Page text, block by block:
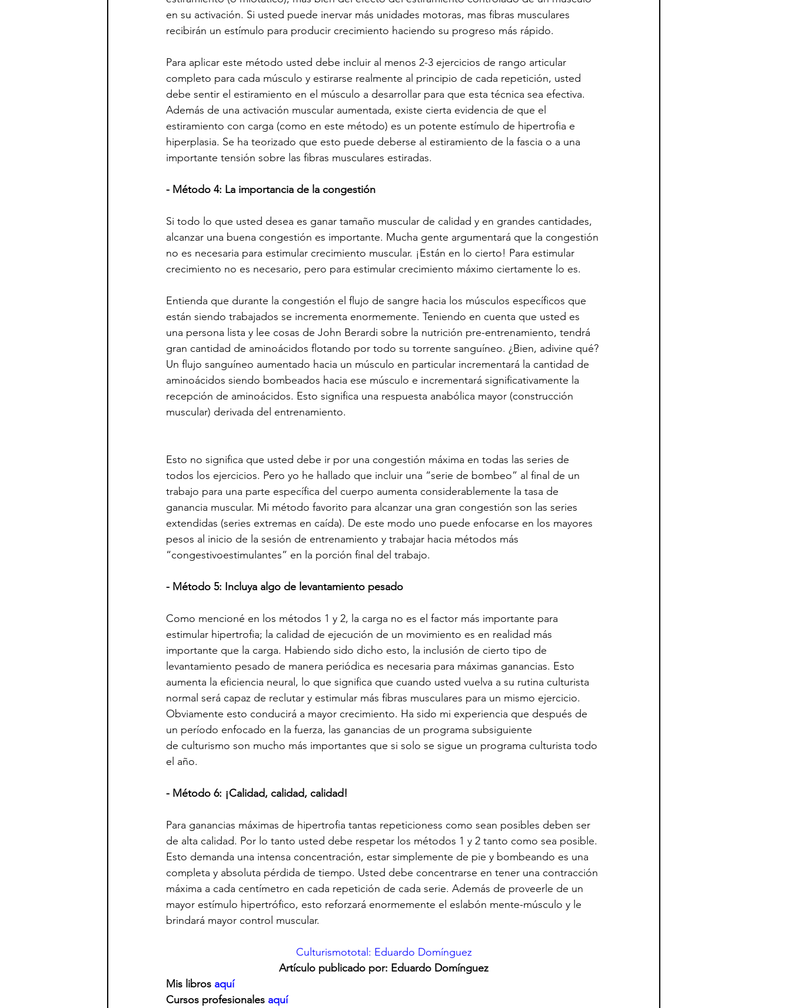
en su activación. Si usted puede inervar más unidades motoras, mas fibras musculares
recibirán un estímulo para producir crecimiento haciendo su progreso más rápido.
Para aplicar este método usted debe incluir al menos 2-3 ejercicios de rango articular
completo para cada músculo y estirarse realmente al principio de cada repetición, usted
debe sentir el estiramiento en el músculo a desarrollar para que esta técnica sea efectiva.
Además de una activación muscular aumentada, existe cierta evidencia de que el
estiramiento con carga (como en este método) es un potente estímulo de hipertrofia e
hiperplasia. Se ha teorizado que esto puede deberse al estiramiento de la fascia o a una
importante tensión sobre las fibras musculares estiradas.
- Método 4: La importancia de la congestión
Si todo lo que usted desea es ganar tamaño muscular de calidad y en grandes cantidades,
alcanzar una buena congestión es importante. Mucha gente argumentará que la congestión
no es necesaria para estimular crecimiento muscular. ¡Están en lo cierto! Para estimular
crecimiento no es necesario, pero para estimular crecimiento máximo ciertamente lo es.
Entienda que durante la congestión el flujo de sangre hacia los músculos específicos que
están siendo trabajados se incrementa enormemente. Teniendo en cuenta que usted es
una persona lista y lee cosas de John Berardi sobre la nutrición pre-entrenamiento, tendrá
gran cantidad de aminoácidos flotando por todo su torrente sanguíneo. ¿Bien, adivine qué?
Un flujo sanguíneo aumentado hacia un músculo en particular incrementará la cantidad de
aminoácidos siendo bombeados hacia ese músculo e incrementará significativamente la
recepción de aminoácidos. Esto significa una respuesta anabólica mayor (construcción
muscular) derivada del entrenamiento.
Esto no significa que usted debe ir por una congestión máxima en todas las series de
todos los ejercicios. Pero yo he hallado que incluir una “serie de bombeo” al final de un
trabajo para una parte específica del cuerpo aumenta considerablemente la tasa de
ganancia muscular. Mi método favorito para alcanzar una gran congestión son las series
extendidas (series extremas en caída). De este modo uno puede enfocarse en los mayores
pesos al inicio de la sesión de entrenamiento y trabajar hacia métodos más
“congestivoestimulantes” en la porción final del trabajo.
- Método 5: Incluya algo de levantamiento pesado
Como mencioné en los métodos 1 y 2, la carga no es el factor más importante para
estimular hipertrofia; la calidad de ejecución de un movimiento es en realidad más
importante que la carga. Habiendo sido dicho esto, la inclusión de cierto tipo de
levantamiento pesado de manera periódica es necesaria para máximas ganancias. Esto
aumenta la eficiencia neural, lo que significa que cuando usted vuelva a su rutina culturista
normal será capaz de reclutar y estimular más fibras musculares para un mismo ejercicio.
Obviamente esto conducirá a mayor crecimiento. Ha sido mi experiencia que después de
un período enfocado en la fuerza, las ganancias de un programa subsiguiente
de culturismo son mucho más importantes que si solo se sigue un programa culturista todo
el año.
- Método 6: ¡Calidad, calidad, calidad!
Para ganancias máximas de hipertrofia tantas repeticioness como sean posibles deben ser
de alta calidad. Por lo tanto usted debe respetar los métodos 1 y 2 tanto como sea posible.
Esto demanda una intensa concentración, estar simplemente de pie y bombeando es una
completa y absoluta pérdida de tiempo. Usted debe concentrarse en tener una contracción
máxima a cada centímetro en cada repetición de cada serie. Además de proveerle de un
mayor estímulo hipertrófico, esto reforzará enormemente el eslabón mente-músculo y le
brindará mayor control muscular.
Culturismototal: Eduardo Domínguez
Artículo publicado por: Eduardo Domínguez
Mis libros aquí
Cursos profesionales aquí